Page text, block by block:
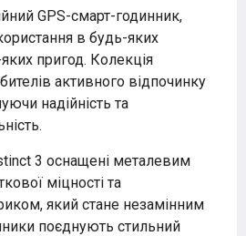
GPS-смарт-годинник,
в будь-яких
пригод. Колекція
активного відпочинку
надійність та
3 оснащені металевим
міцності та
який стане незамінним
поєднують стильний